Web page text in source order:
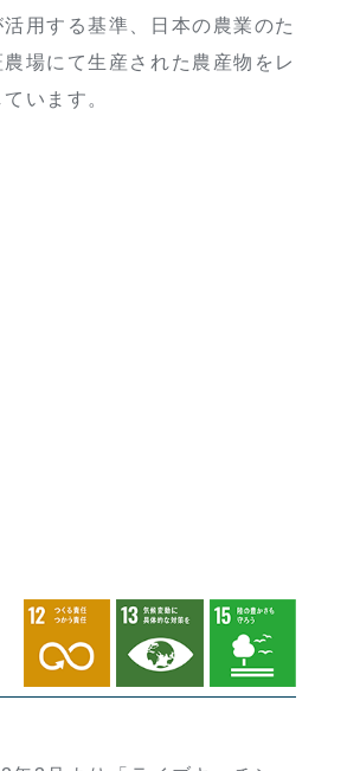
用する基準、日本の農業のた
場にて生産された農産物をレ
います。